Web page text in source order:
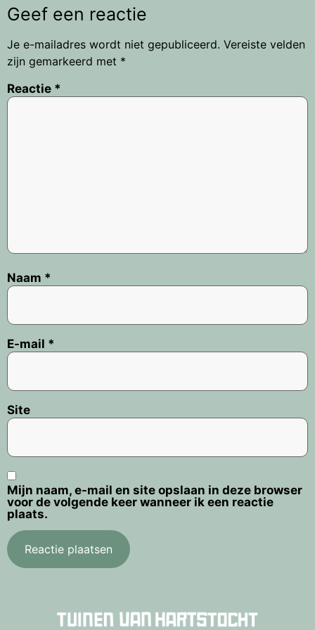
Geef een reactie
Je e-mailadres wordt niet gepubliceerd. Vereiste velden
zijn gemarkeerd met *
Reactie *
Naam *
E-mail *
Site
Mijn naam, e-mail en site opslaan in deze browser
voor de volgende keer wanneer ik een reactie
plaats.